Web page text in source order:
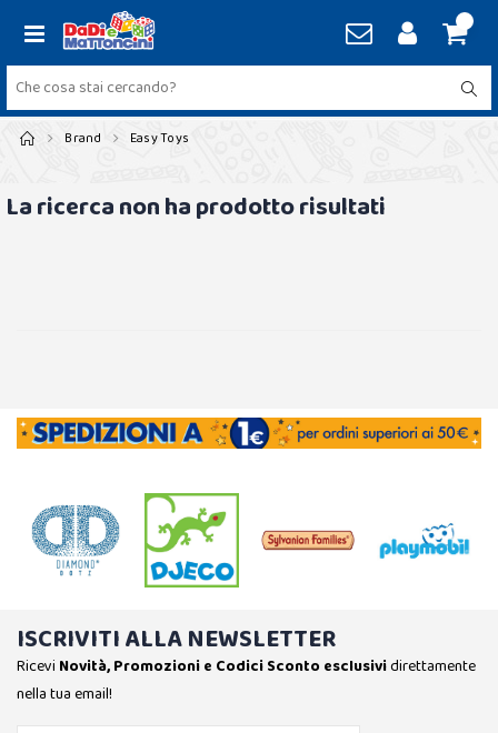
Brand Easy Toys
La ricerca non ha prodotto risultati
ISCRIVITI ALLA NEWSLETTER
Ricevi Novità, Promozioni e Codici Sconto esclusividirettamente
nella tua email!